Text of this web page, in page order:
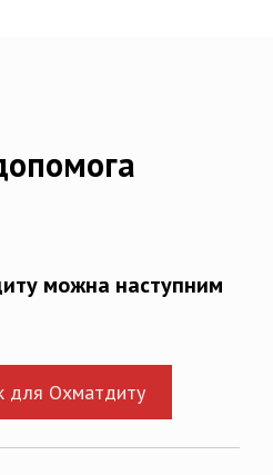
можна наступним
для Охматдиту